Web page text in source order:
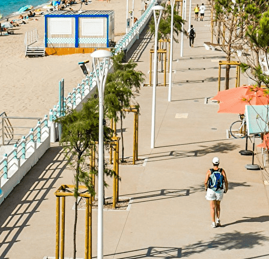
Exporter les lignes sélectionnées
Exporter toutes les colonnes
Exporter uniquement les colonnes affichées
Menu
Ajoutez un logo, un bouton, des réseaux sociaux
Cliquez pour éditer
ACCUEIL▴▾
AVF CANNES LA BOCCA
SON ENVIRONNEMENT
NOTRE MESSAGER MENSUEL
Nous contacter ▴▾
ACTIVITÉS▴▾
Animations
Sorties et voyages